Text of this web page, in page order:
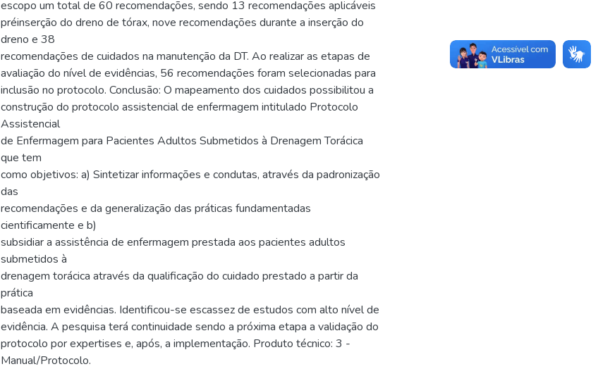
escopo um total de 60 recomendações, sendo 13 recomendações aplicáveis
préinserção do dreno de tórax, nove recomendações durante a inserção do
dreno e 38
recomendações de cuidados na manutenção da DT. Ao realizar as etapas de
avaliação do nível de evidências, 56 recomendações foram selecionadas para
inclusão no protocolo. Conclusão: O mapeamento dos cuidados possibilitou a
construção do protocolo assistencial de enfermagem intitulado Protocolo
Assistencial
de Enfermagem para Pacientes Adultos Submetidos à Drenagem Torácica
que tem
como objetivos: a) Sintetizar informações e condutas, através da padronização
das
recomendações e da generalização das práticas fundamentadas
cientificamente e b)
subsidiar a assistência de enfermagem prestada aos pacientes adultos
submetidos à
drenagem torácica através da qualificação do cuidado prestado a partir da
prática
baseada em evidências. Identificou-se escassez de estudos com alto nível de
evidência. A pesquisa terá continuidade sendo a próxima etapa a validação do
protocolo por expertises e, após, a implementação. Produto técnico: 3 -
Manual/Protocolo.